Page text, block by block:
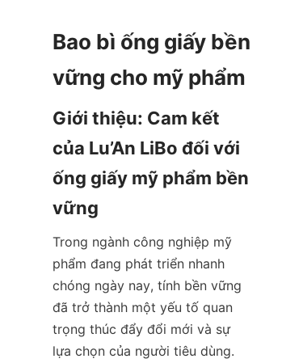
Bao bì ống giấy bền
Giới thiệu: Cam kết
của Lu’An LiBo đối với
ống giấy mỹ phẩm bền
Trong ngành công nghiệp mỹ
phẩm đang phát triển nhanh
chóng ngày nay, tính bền vững
đã trở thành một yếu tố quan
trọng thúc đẩy đổi mới và sự
lựa chọn của người tiêu dùng.